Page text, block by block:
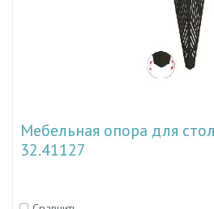
Мебельная опора для
32.41127